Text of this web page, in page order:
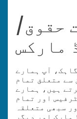
حقوق/
مارکس
آپ ہمارے
سے متعلق تمام
ہیں، ہمارے
اور تمام
سبھی متعلقہ
اور دیگر